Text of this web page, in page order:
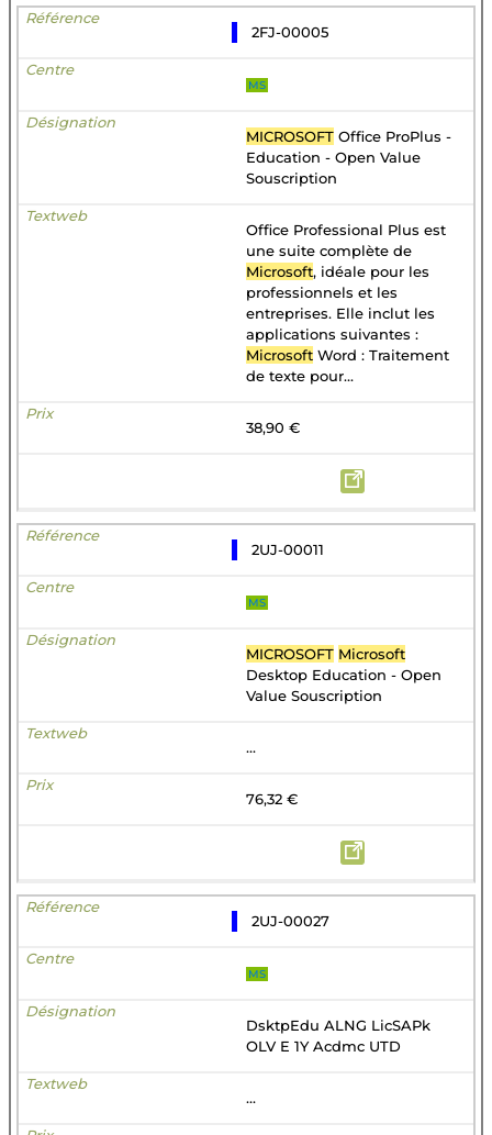
2FJ-00005
MS
MICROSOFT Office ProPlus -
Education - Open Value
Souscription
Office Professional Plus est
une suite complète de
Microsoft, idéale pour les
professionnels et les
entreprises. Elle inclut les
applications suivantes :
Microsoft Word : Traitement
de texte pour...
38,90 €
2UJ-00011
MS
MICROSOFT Microsoft
Desktop Education - Open
Value Souscription
...
76,32 €
2UJ-00027
MS
DsktpEdu ALNG LicSAPk
OLV E 1Y Acdmc UTD
...